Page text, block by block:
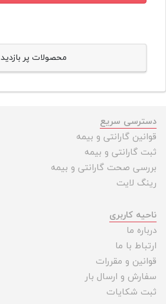
محصولات پر بازدید
دسترسی سریع
قوانین گارانتی و بیمه
ثبت گارانتی و بیمه
بررسی صحت گارانتی و بیمه
رینگ لایت
ناحیه کاربری
درباره ما
ارتباط با ما
قوانین و مقررات
سفارش و ارسال بار
ثبت شکایات